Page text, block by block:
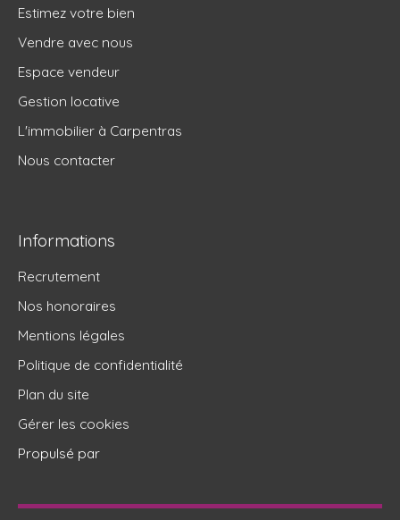
Estimez votre bien
Vendre avec nous
Espace vendeur
Gestion locative
L'immobilier à Carpentras
Nous contacter
Informations
Recrutement
Nos honoraires
Mentions légales
Politique de confidentialité
Plan du site
Gérer les cookies
Propulsé par